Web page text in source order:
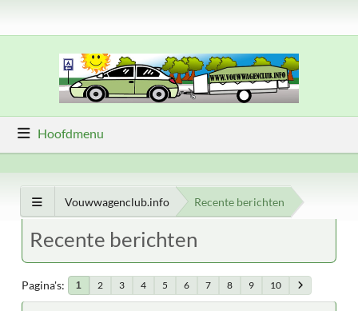
Hoofdmenu
Vouwwagenclub.info Recente berichten
Recente berichten
Pagina's 1 2 3 4 5 6 7 8 9 10